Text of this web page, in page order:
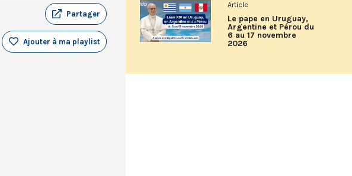
Partager
Ajouter à ma playlist
Article
Le pape en Uruguay,
Argentine et Pérou du
6 au 17 novembre
2026